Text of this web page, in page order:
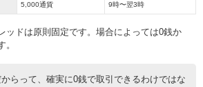
5,000通貨 9時〜翌3時
ッドは原則固定です。場合によっては0銭か
らって、確実に0銭で取引できるわけではな